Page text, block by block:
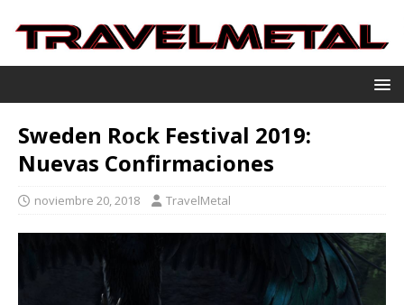
Sweden Rock Festival 2019:
Nuevas Confirmaciones
noviembre 20, 2018 TravelMetal